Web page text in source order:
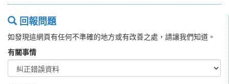
回報問題
如發現這網頁有任何不準確的地方或有改善之處，請讓我們知道。
有關事情